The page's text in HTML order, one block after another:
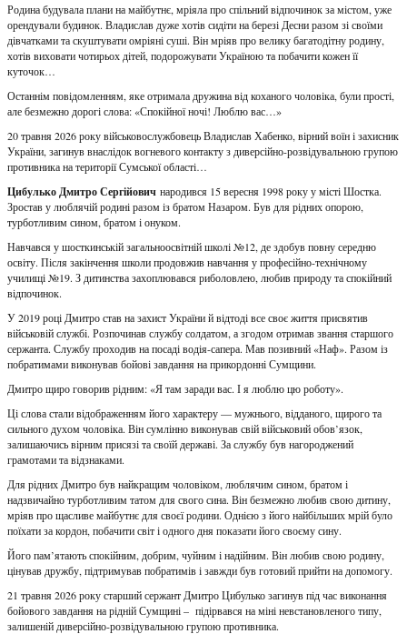
Родина будувала плани на майбутнє, мріяла про спільний відпочинок за містом, уже
орендували будинок. Владислав дуже хотів сидіти на березі Десни разом зі своїми
дівчатками та скуштувати омріяні суші. Він мріяв про велику багатодітну родину,
хотів виховати чотирьох дітей, подорожувати Україною та побачити кожен її
куточок…
Останнім повідомленням, яке отримала дружина від коханого чоловіка, були прості,
але безмежно дорогі слова: «Спокійної ночі! Люблю вас…»
20 травня 2026 року військовослужбовець Владислав Хабенко, вірний воїн і захисник
України, загинув внаслідок вогневого контакту з диверсійно-розвідувальною групою
противника на території Сумської області…
Цибулько Дмитро Сергійович народився 15 вересня 1998 року у місті Шостка.
Зростав у люблячій родині разом із братом Назаром. Був для рідних опорою,
турботливим сином, братом і онуком.
Навчався у шосткинській загальноосвітній школі №12, де здобув повну середню
освіту. Після закінчення школи продовжив навчання у професійно-технічному
училищі №19. З дитинства захоплювався риболовлею, любив природу та спокійний
відпочинок.
У 2019 році Дмитро став на захист України й відтоді все своє життя присвятив
військовій службі. Розпочинав службу солдатом, а згодом отримав звання старшого
сержанта. Службу проходив на посаді водія-сапера. Мав позивний «Наф». Разом із
побратимами виконував бойові завдання на прикордонні Сумщини.
Дмитро щиро говорив рідним: «Я там заради вас. І я люблю цю роботу».
Ці слова стали відображенням його характеру — мужнього, відданого, щирого та
сильного духом чоловіка. Він сумлінно виконував свій військовий обов’язок,
залишаючись вірним присязі та своїй державі. За службу був нагороджений
грамотами та відзнаками.
Для рідних Дмитро був найкращим чоловіком, люблячим сином, братом і
надзвичайно турботливим татом для свого сина. Він безмежно любив свою дитину,
мріяв про щасливе майбутнє для своєї родини. Однією з його найбільших мрій було
поїхати за кордон, побачити світ і одного дня показати його своєму сину.
Його пам’ятають спокійним, добрим, чуйним і надійним. Він любив свою родину,
цінував дружбу, підтримував побратимів і завжди був готовий прийти на допомогу.
21 травня 2026 року старший сержант Дмитро Цибулько загинув під час виконання
бойового завдання на рідній Сумщині – підірвався на міні невстановленого типу,
залишеній диверсійно-розвідувальною групою противника.